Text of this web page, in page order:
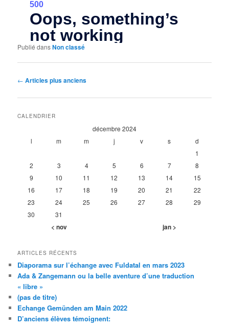
Publié dansNon classé
Navigation
articles
← Articles plus anciens
CALENDRIER
décembre 2024
l
m m j v s
d
1
2
3 4 5 6 7
8
9
10 11 12 13 14
15
16
17 18 19 20 21
22
23
24 25 26 27 28
29
30
31
< nov jan >
ARTICLES RÉCENTS
Diaporama sur l’échange avec Fuldatal en mars 2023
Ada & Zangemann ou la belle aventure d’une traduction
« libre »
(pas de titre)
Echange Gemünden am Main 2022
D’anciens élèves témoignent: